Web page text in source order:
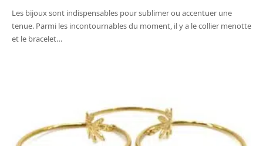
Les bijoux sont indispensables pour sublimer ou accentuer une
tenue. Parmi les incontournables du moment, il y a le collier menotte
et le bracelet…